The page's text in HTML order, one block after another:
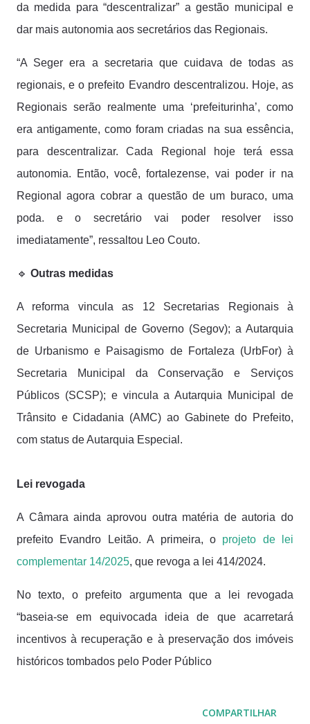
da medida para “descentralizar” a gestão municipal e
dar mais autonomia aos secretários das Regionais.
“A Seger era a secretaria que cuidava de todas as
regionais, e o prefeito Evandro descentralizou. Hoje, as
Regionais serão realmente uma ‘prefeiturinha’, como
era antigamente, como foram criadas na sua essência,
para descentralizar. Cada Regional hoje terá essa
autonomia. Então, você, fortalezense, vai poder ir na
Regional agora cobrar a questão de um buraco, uma
poda. e o secretário vai poder resolver isso
imediatamente”, ressaltou Leo Couto.
🔹 Outras medidas
A reforma vincula as 12 Secretarias Regionais à
Secretaria Municipal de Governo (Segov); a Autarquia
de Urbanismo e Paisagismo de Fortaleza (UrbFor) à
Secretaria Municipal da Conservação e Serviços
Públicos (SCSP); e vincula a Autarquia Municipal de
Trânsito e Cidadania (AMC) ao Gabinete do Prefeito,
com status de Autarquia Especial.
Lei revogada
A Câmara ainda aprovou outra matéria de autoria do
prefeito Evandro Leitão. A primeira, o projeto de lei
complementar 14/2025, que revoga a lei 414/2024.
No texto, o prefeito argumenta que a lei revogada
“baseia-se em equivocada ideia de que acarretará
incentivos à recuperação e à preservação dos imóveis
históricos tombados pelo Poder Público
COMPARTILHAR